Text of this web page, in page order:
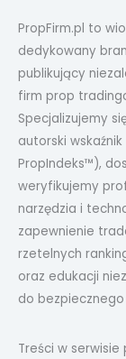
PropFirm.pl to
dedykowany
publikujący
firm prop
Specjalizujemy
autorski wskaźnik
PropIndeks™),
weryfikujemy
narzędzia i
zapewnienie
rzetelnych
oraz edukacji
do
Treści w